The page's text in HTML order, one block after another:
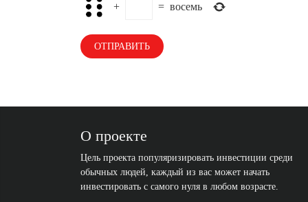
+ = восемь
О проекте
Цель проекта популяризировать инвестиции среди
обычных людей, каждый из вас может начать
инвестировать с самого нуля в любом возрасте.